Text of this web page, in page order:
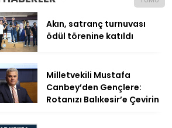
Akın, satranç turnuvası
ödül törenine katıldı
Milletvekili Mustafa
Canbey’den Gençlere:
Rotanızı Balıkesir’e Çevirin